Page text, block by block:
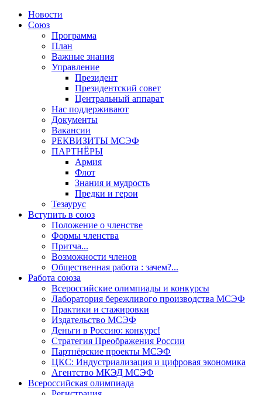
Новости
Союз
Программа
План
Важные знания
Управление
Президент
Президентский совет
Центральный аппарат
Нас поддерживают
Документы
Вакансии
РЕКВИЗИТЫ МСЭФ
ПАРТНЁРЫ
Армия
Флот
Знания и мудрость
Предки и герои
Тезаурус
Вступить в союз
Положение о членстве
Формы членства
Притча...
Возможности членов
Общественная работа : зачем?...
Работа союза
Всероссийские олимпиады и конкурсы
Лаборатория бережливого производства МСЭФ
Практики и стажировки
Издательство МСЭФ
Деньги в Россию: конкурс!
Стратегия Преображения России
Партнёрские проекты МСЭФ
ЦКС: Индустриализация и цифровая экономика
Агентство МКЭД МСЭФ
Всероссийская олимпиада